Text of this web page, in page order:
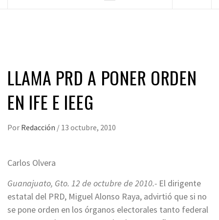
LLAMA PRD A PONER ORDEN
EN IFE E IEEG
Por Redacción / 13 octubre, 2010
Carlos Olvera
Guanajuato, Gto. 12 de octubre de 2010.- El dirigente
estatal del PRD, Miguel Alonso Raya, advirtió que si no
se pone orden en los órganos electorales tanto federal